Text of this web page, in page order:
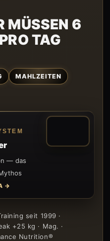
MÜSSEN 6
TAG
MAHLZEITEN
— das
→
seit 1999 ·
+25 kg · Mag. ·
Nutrition®